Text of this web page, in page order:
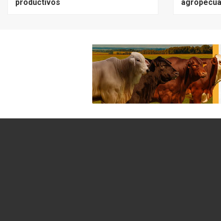
productivos